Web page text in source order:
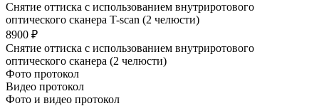
Снятие оттиска с использованием внутриротового
оптического сканера T-scan (2 челюсти)
8900 ₽
Снятие оттиска с использованием внутриротового
оптического сканера (2 челюсти)
Фото протокол
Видео протокол
Фото и видео протокол